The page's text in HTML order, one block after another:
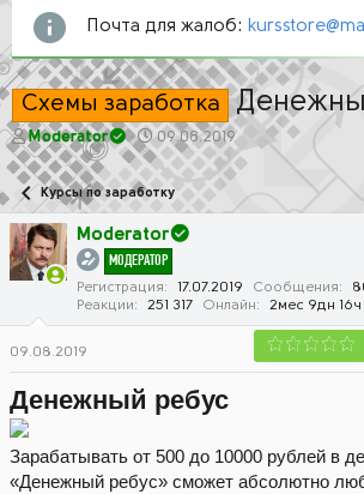
Почта для жалоб:
Схемы заработка
А
в
т
о
р
т
е
Moderator
Д
а
а
а
ч
а
л
а
09.08.2019
Курсы по заработку
Moderator
МОДЕРАТОР
Регистрация 17.07.2019 Сообщения
Реакции
251 317 Онлайн 2мес 9дн 16ч
09.08.2019
Денежный ребус
Зарабатывать от 500 до 10000 рублей в
«Денежный ребус» сможет абсолютно